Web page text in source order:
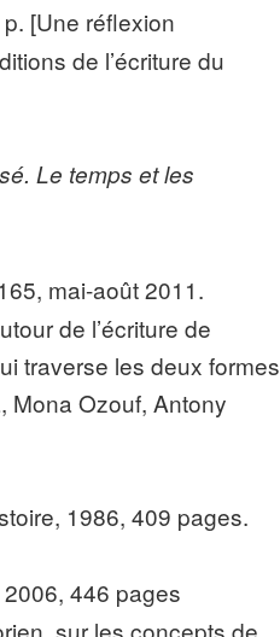
[Une réflexion
de l’écriture du
Le temps et les
mai-août 2011.
de l’écriture de
traverse les deux formes
Mona Ozouf, Antony
1986, 409 pages.
446 pages